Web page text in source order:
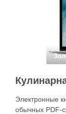
Электронные
обычных PDF-